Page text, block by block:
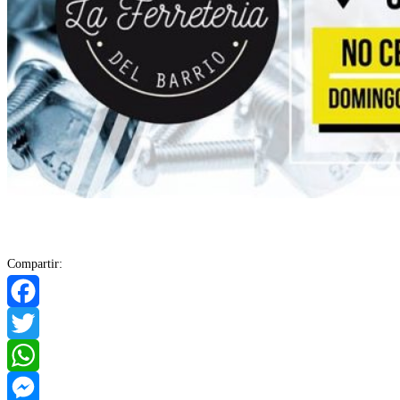
Compartir:
Facebook
Twitter
WhatsApp